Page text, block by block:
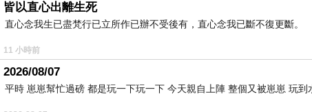
皆以直心出離生死
直心念我生已盡梵行已立所作已辦不受後有，直心念我已斷不復更斷。
11 小時前
2026/08/07
平時 崽崽幫忙過磅 都是玩一下玩一下 今天親自上陣 整個又被崽崽 玩